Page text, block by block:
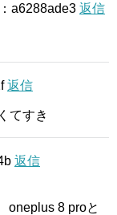
：a6288ade3 返信
返信
てすき
返信
oneplus 8 proと